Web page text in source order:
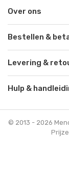
Over ons
Bestellen &
Levering &
Hulp &
© 2013 - 2026